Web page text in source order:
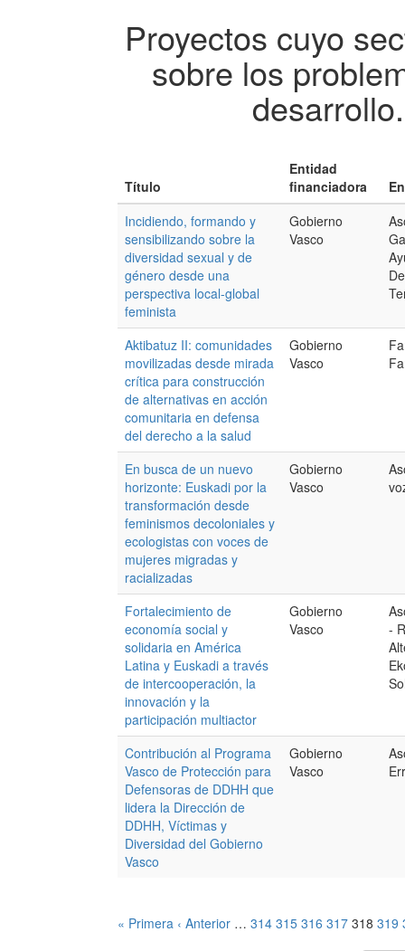
Proyectos cuyo
sobre los
Título
Entidad
financiadora
Incidiendo, formando y
sensibilizando sobre la
diversidad sexual y de
género desde una
perspectiva local-global
feminista
Gobierno
Vasco
Aktibatuz II: comunidades
movilizadas desde mirada
crítica para construcción
de alternativas en acción
comunitaria en defensa
del derecho a la salud
Gobierno
Vasco
En busca de un nuevo
horizonte: Euskadi por la
transformación desde
feminismos decoloniales y
ecologistas con voces de
mujeres migradas y
racializadas
Gobierno
Vasco
Fortalecimiento de
economía social y
solidaria en América
Latina y Euskadi a través
de intercooperación, la
innovación y la
participación multiactor
Gobierno
Vasco
-
Contribución al Programa
Vasco de Protección para
Defensoras de DDHH que
lidera la Dirección de
DDHH, Víctimas y
Diversidad del Gobierno
Vasco
Gobierno
Vasco
« Primera ‹ Anterior … 314 315 316 317 318 319